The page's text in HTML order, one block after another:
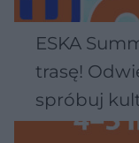
ESKA
trasę!
spróbuj
Wawelu